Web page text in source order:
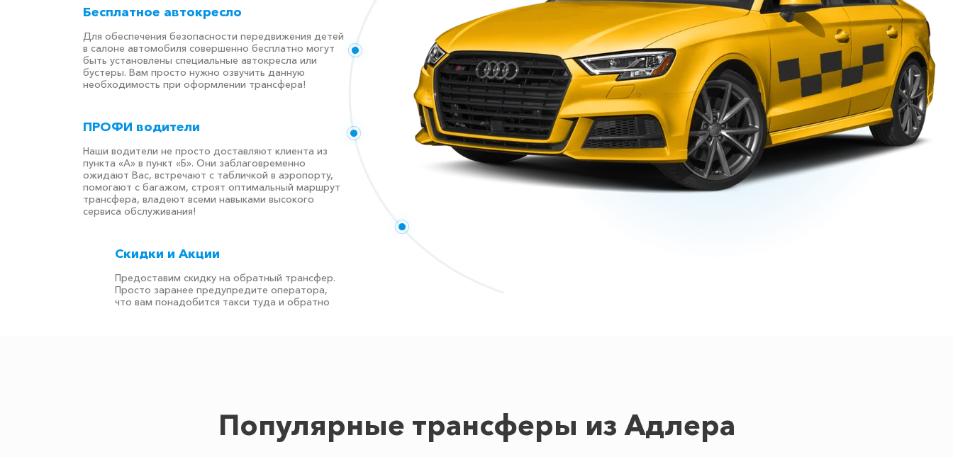
Бесплатное автокресло
Для обеспечения безопасности передвижения детей
в салоне автомобиля совершенно бесплатно могут
быть установлены специальные автокресла или
бустеры. Вам просто нужно озвучить данную
необходимость при оформлении трансфера!
ПРОФИ водители
Наши водители не просто доставляют клиента из
пункта «А» в пункт «Б». Они заблаговременно
ожидают Вас, встречают с табличкой в аэропорту,
помогают с багажом, строят оптимальный маршрут
трансфера, владеют всеми навыками высокого
сервиса обслуживания!
Скидки и Акции
Предоставим скидку на обратный трансфер.
Просто заранее предупредите оператора,
что вам понадобится такси туда и обратно
Популярные трансферы из Адлера